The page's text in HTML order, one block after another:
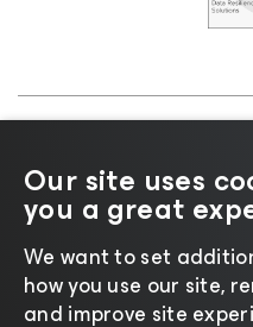
知|Cookieに関する通知
シー| サプ
Our site uses
you a great
We want to set
how you use our site,
and improve site